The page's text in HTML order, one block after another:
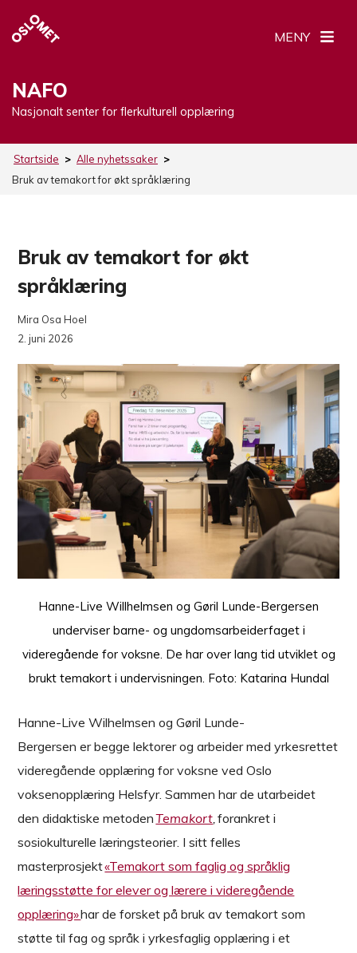
NAFO
Nasjonalt senter for flerkulturell opplæring
MENY
Startside > Alle nyhetssaker >
Bruk av temakort for økt språklæring
Bruk av temakort for økt
språklæring
Mira Osa Hoel
2. juni 2026
Hanne-Live Willhelmsen og Gøril Lunde-Bergersen
underviser barne- og ungdomsarbeiderfaget i
videregående for voksne. De har over lang tid utviklet og
brukt temakort i undervisningen. Foto: Katarina Hundal
Hanne-Live Wilhelmsen og Gøril Lunde-
Bergersen er begge lektorer og arbeider med yrkesrettet
videregående opplæring for voksne ved Oslo
voksenopplæring Helsfyr. Sammen har de utarbeidet
den didaktiske metodenTemakort,forankret i
sosiokulturelle læringsteorier. I sitt felles
masterprosjekt«Temakort som faglig og språklig
læringsstøtte for elever og lærere i videregående
opplæring»har de forsket på bruk av temakort som
støtte til fag og språk i yrkesfaglig opplæring i et